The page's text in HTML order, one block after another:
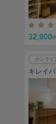
32,900 円
オンライ
キレイ